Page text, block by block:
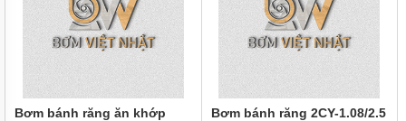
BƠM
BƠM
DẦU
Bơm bánh răng ăn khớp
Bơm bánh răng 2CY-1.08/2.5